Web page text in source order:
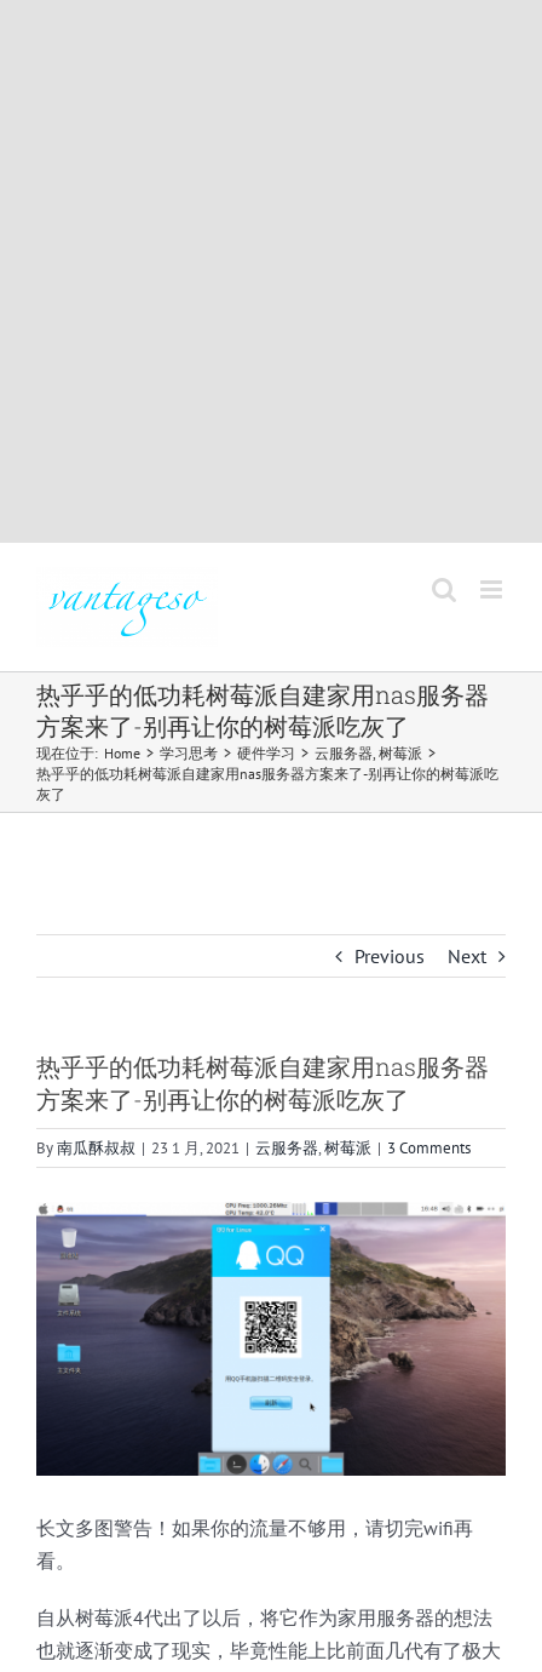
热乎乎的低功耗树莓派自建家用nas服务器
方案来了-别再让你的树莓派吃灰了
现在位于: Home > 学习思考 > 硬件学习 > 云服务器 树莓派 >
热乎乎的低功耗树莓派自建家用nas服务器方案来了-别再让你的树莓派吃
灰了
Previous Next
热乎乎的低功耗树莓派自建家用nas服务器
方案来了-别再让你的树莓派吃灰了
By南瓜酥叔叔 | 23 1 月, 2021 | 云服务器,树莓派 | 3 Comments
View
Larger
Image
长文多图警告！如果你的流量不够用，请切完wifi再
看。
自从树莓派4代出了以后，将它作为家用服务器的想法
也就逐渐变成了现实，毕竟性能上比前面几代有了极大